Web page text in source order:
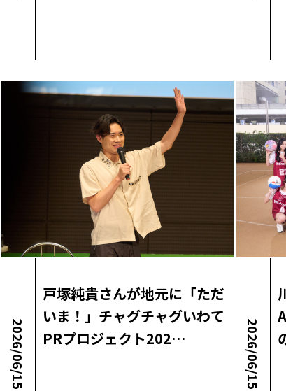
2026/06/15
戸塚純貴さんが地元に「ただ
いま！」チャグチャグいわて
PRプロジェクト202…
2026/06/15